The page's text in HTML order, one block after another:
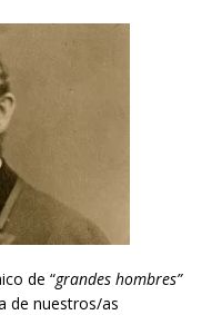
de “grandes hombres”
de nuestros/as